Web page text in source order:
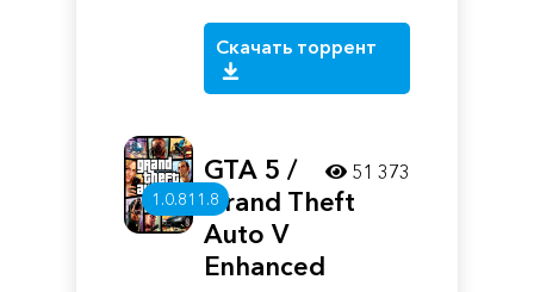
Скачать торрент
1.0.811.8
GTA 5 /
Grand Theft
Auto V
Enhanced
51 373